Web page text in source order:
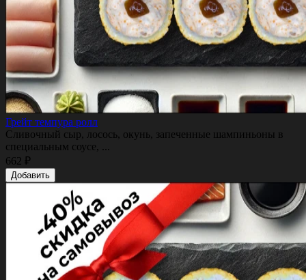
Грейт темпура ролл
Сливочный сыр, лосось, окунь, запеченные шампиньоны в
специальным соусе, ...
662 ₽
Добавить